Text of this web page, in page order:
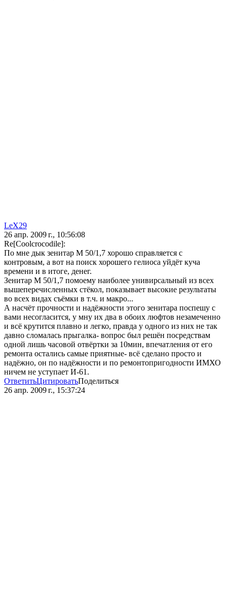
LeX29
26 апр. 2009 г., 10:56:08
Re[Coolcrocodile]:
По мне дык зенитар М 50/1,7 хорошо справляется с
контровым, а вот на поиск хорошего гелиоса уйдёт куча
времени и в итоге, денег.
Зенитар М 50/1,7 помоему наиболее унивирсальный из всех
вышеперечисленных стёкол, показывает высокие результаты
во всех видах съёмки в т.ч. и макро...
А насчёт прочности и надёжности этого зенитара поспешу с
вами несогласится, у мну их два в обоих люфтов незамеченно
и всё крутится плавно и легко, правда у одного из них не так
давно сломалась прыгалка- вопрос был решён посредствам
одной лишь часовой отвёртки за 10мин, впечатления от его
ремонта остались самые приятные- всё сделано просто и
надёжно, он по надёжности и по ремонтопригодности ИМХО
ничем не уступает И-61.
ОтветитьЦитироватьПоделиться
26 апр. 2009 г., 15:37:24